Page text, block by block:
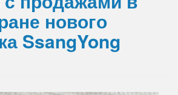
нового
SsangYong